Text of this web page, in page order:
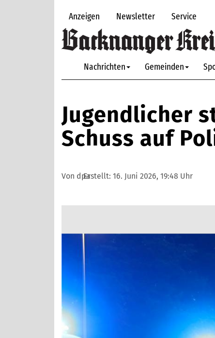
Anzeigen Newsletter Service
Nachrichten Gemeinden
Jugendlicher
Schuss auf
Von dpaErstellt: 16. Juni 2026, 19:48 Uhr